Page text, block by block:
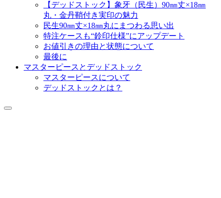
【デッドストック】象牙（民生）90㎜丈×18㎜
丸・金丹鞘付き実印の魅力
民生90㎜丈×18㎜丸にまつわる思い出
特注ケースも“鈴印仕様”にアップデート
お値引きの理由と状態について
最後に
マスターピースとデッドストック
マスターピースについて
デッドストックとは？